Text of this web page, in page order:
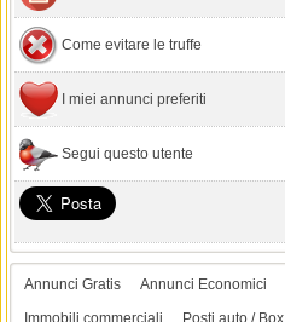
Come evitare le truffe
I miei annunci preferiti
Segui questo utente
Annunci Gratis Annunci Economici
Immobili commerciali
Posti auto / Box